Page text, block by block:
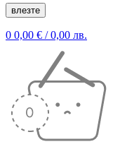
0 0,00 € / 0,00 лв.